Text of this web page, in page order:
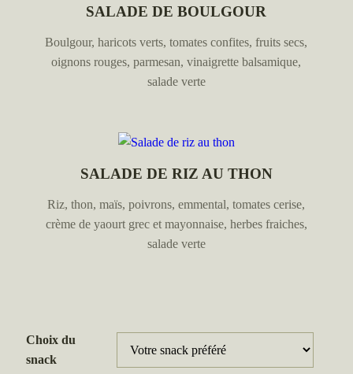
SALADE DE BOULGOUR
Boulgour, haricots verts, tomates confites, fruits secs,
oignons rouges, parmesan, vinaigrette balsamique,
salade verte
SALADE DE RIZ AU THON
Riz, thon, maïs, poivrons, emmental, tomates cerise,
crème de yaourt grec et mayonnaise, herbes fraiches,
salade verte
Choix du
snack